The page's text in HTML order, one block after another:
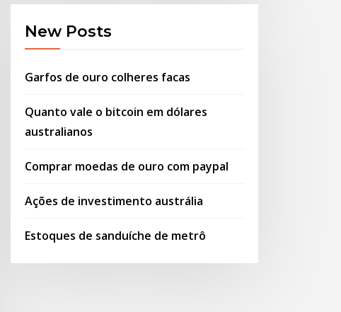
New Posts
Garfos de ouro colheres facas
Quanto vale o bitcoin em dólares
australianos
Comprar moedas de ouro com paypal
Ações de investimento austrália
Estoques de sanduíche de metrô